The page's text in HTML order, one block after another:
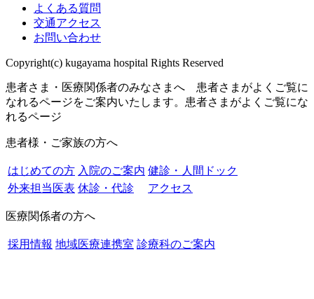
よくある質問
交通アクセス
お問い合わせ
Copyright(c) kugayama hospital Rights Reserved
患者さま・医療関係者のみなさまへ 患者さまがよくご覧に
なれるページをご案内いたします。 患者さまがよくご覧にな
れるページ
患者様・ご家族の方へ
はじめての方 入院のご案内 健診・人間ドック
外来担当医表 休診・代診 アクセス
医療関係者の方へ
採用情報 地域医療連携室 診療科のご案内